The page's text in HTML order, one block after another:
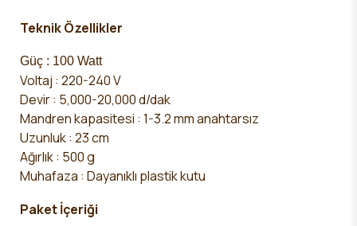
Teknik Özellikler
Güç : 100 Watt
Voltaj : 220-240 V
Devir : 5,000-20,000 d/dak
Mandren kapasitesi : 1-3.2 mm anahtarsız
Uzunluk : 23 cm
Ağırlık : 500 g
Muhafaza : Dayanıklı plastik kutu
Paket İçeriği